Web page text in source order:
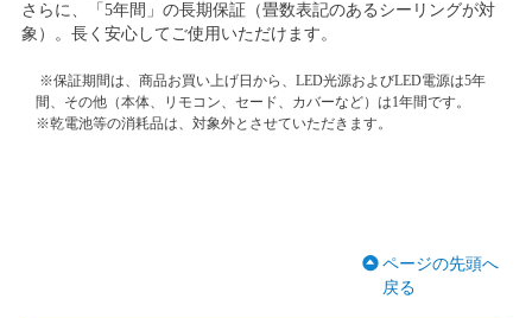
さらに、「5年間」の長期保証（畳数表記のあるシーリングが対
象）。長く安心してご使用いただけます。
※保証期間は、商品お買い上げ日から、LED光源およびLED電源は5年
間、その他（本体、リモコン、セード、カバーなど）は1年間です。
※乾電池等の消耗品は、対象外とさせていただきます。
ページの先頭へ
戻る